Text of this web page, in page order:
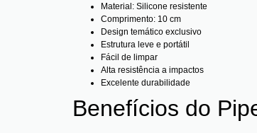
Material: Silicone resistente
Comprimento: 10 cm
Design temático exclusivo
Estrutura leve e portátil
Fácil de limpar
Alta resistência a impactos
Excelente durabilidade
Benefícios do